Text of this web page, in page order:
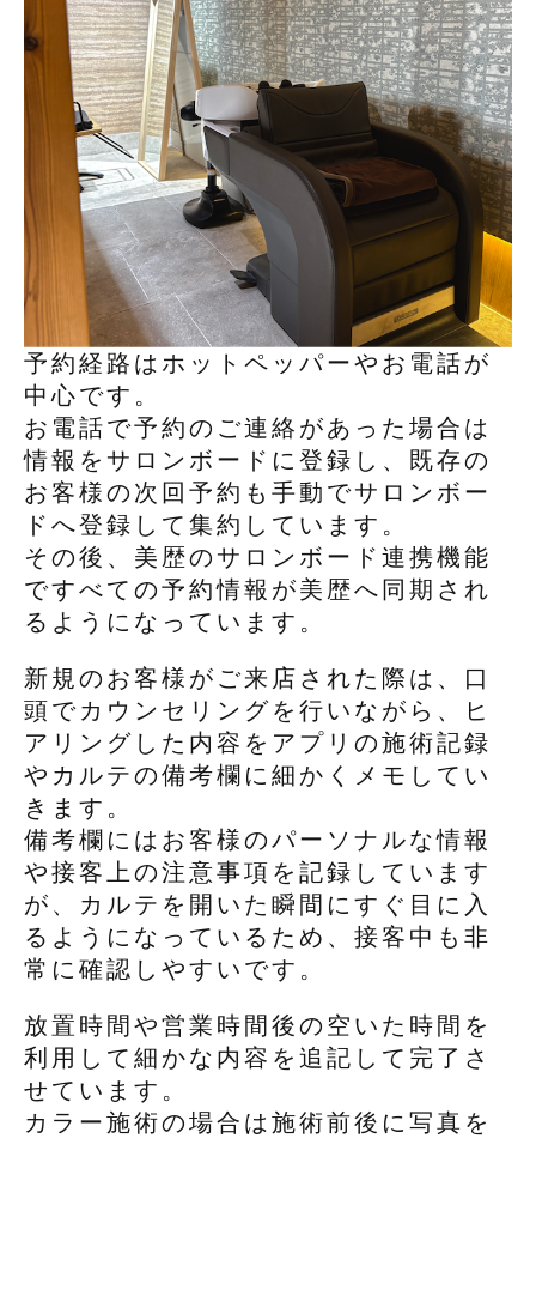
予約経路はホットペッパーやお電話が
中心です。
お電話で予約のご連絡があった場合は
情報をサロンボードに登録し、既存の
お客様の次回予約も手動でサロンボー
ドへ登録して集約しています。
その後、美歴のサロンボード連携機能
ですべての予約情報が美歴へ同期され
るようになっています。
新規のお客様がご来店された際は、口
頭でカウンセリングを行いながら、ヒ
アリングした内容をアプリの施術記録
やカルテの備考欄に細かくメモしてい
きます。
備考欄にはお客様のパーソナルな情報
や接客上の注意事項を記録しています
が、カルテを開いた瞬間にすぐ目に入
るようになっているため、接客中も非
常に確認しやすいです。
放置時間や営業時間後の空いた時間を
利用して細かな内容を追記して完了さ
せています。
カラー施術の場合は施術前後に写真を